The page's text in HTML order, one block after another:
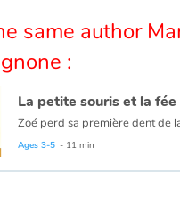
same author
:
La petite souris et la
Ages 3-5 - 11 min